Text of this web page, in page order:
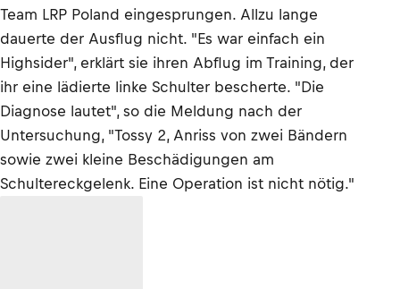
Team LRP Poland eingesprungen. Allzu lange
dauerte der Ausflug nicht. "Es war einfach ein
Highsider", erklärt sie ihren Abflug im Training, der
ihr eine lädierte linke Schulter bescherte. "Die
Diagnose lautet", so die Meldung nach der
Untersuchung, "Tossy 2, Anriss von zwei Bändern
sowie zwei kleine Beschädigungen am
Schultereckgelenk. Eine Operation ist nicht nötig."